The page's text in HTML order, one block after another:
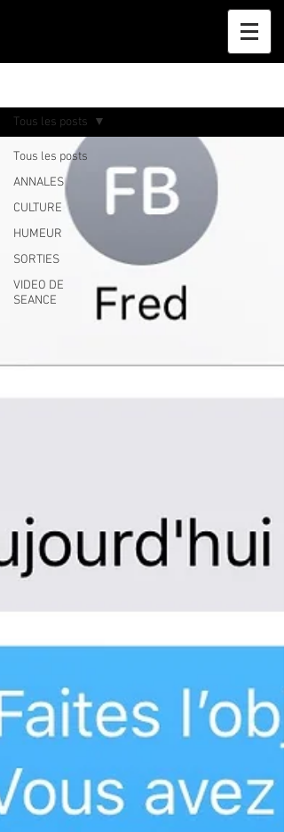
Tous les posts
ANNALES
CULTURE
HUMEUR
SORTIES
VIDEO DE
SEANCE
Tous les posts